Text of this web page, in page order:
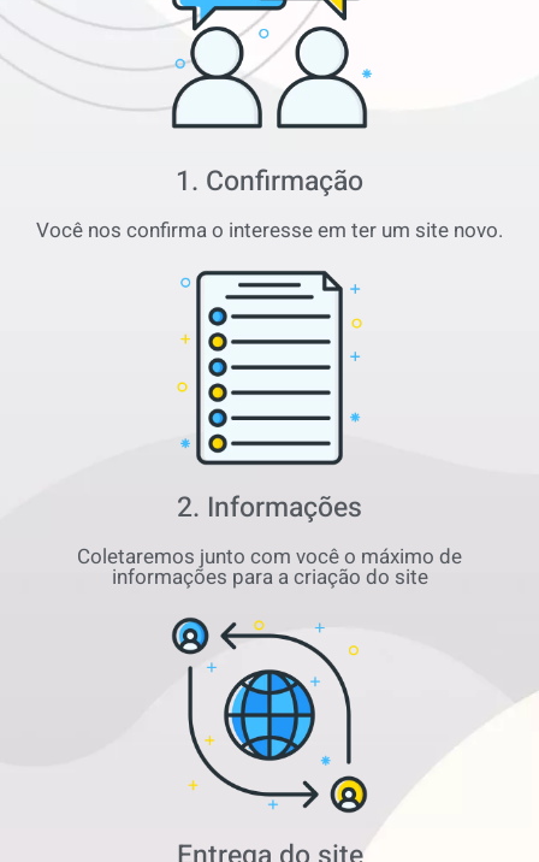
1. Confirmação
Você nos confirma o interesse em ter um site novo.
2. Informações
Coletaremos junto com você o máximo de
informações para a criação do site